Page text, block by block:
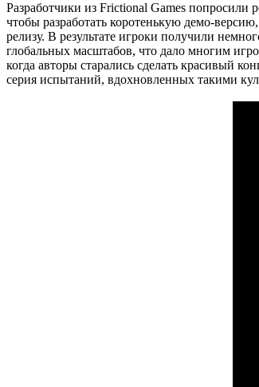
Разработчики из Frictional Games попросили
чтобы разработать коротенькую демо-
релизу. В результате игроки получили
глобальных масштабов, что дало многим
когда авторы старались сделать красивый
серия испытаний, вдохновленных такими